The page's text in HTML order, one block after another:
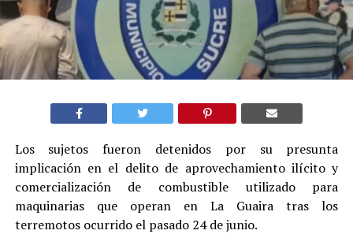
Los sujetos fueron detenidos por su presunta
implicación en el delito de aprovechamiento ilícito y
comercialización de combustible utilizado para
maquinarias que operan en La Guaira tras los
terremotos ocurrido el pasado 24 de junio.